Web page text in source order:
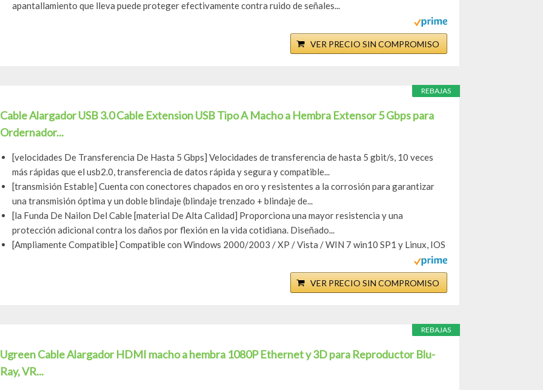
apantallamiento que lleva puede proteger efectivamente contra ruido de señales...
VER PRECIO SIN COMPROMISO
REBAJAS
Cable Alargador USB 3.0 Cable Extension USB Tipo A Macho a Hembra Extensor 5 Gbps para
Ordernador...
[velocidades De Transferencia De Hasta 5 Gbps] Velocidades de transferencia de hasta 5 gbit/s, 10 veces
más rápidas que el usb2.0, transferencia de datos rápida y segura y compatible...
[transmisión Estable] Cuenta con conectores chapados en oro y resistentes a la corrosión para garantizar
una transmisión óptima y un doble blindaje (blindaje trenzado + blindaje de...
[la Funda De Nailon Del Cable [material De Alta Calidad] Proporciona una mayor resistencia y una
protección adicional contra los daños por flexión en la vida cotidiana. Diseñado...
[Ampliamente Compatible] Compatible con Windows 2000/2003 / XP / Vista / WIN 7 win10 SP1 y Linux, IOS
VER PRECIO SIN COMPROMISO
REBAJAS
Ugreen Cable Alargador HDMI macho a hembra 1080P Ethernet y 3D para Reproductor Blu-
Ray, VR...